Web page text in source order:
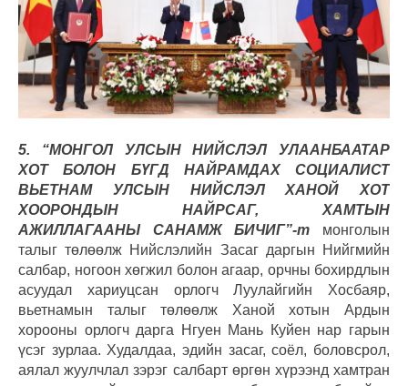
5. “МОНГОЛ УЛСЫН НИЙСЛЭЛ УЛААНБААТАР
ХОТ БОЛОН БҮГД НАЙРАМДАХ СОЦИАЛИСТ
ВЬЕТНАМ УЛСЫН НИЙСЛЭЛ ХАНОЙ ХОТ
ХООРОНДЫН НАЙРСАГ, ХАМТЫН
АЖИЛЛАГААНЫ САНАМЖ БИЧИГ”-т монголын
талыг төлөөлж Нийслэлийн Засаг даргын Нийгмийн
салбар, ногоон хөгжил болон агаар, орчны бохирдлын
асуудал хариуцсан орлогч Луулайгийн Хосбаяр,
вьетнамын талыг төлөөлж Ханой хотын Ардын
хорооны орлогч дарга Нгуен Мань Куйен нар гарын
үсэг зурлаа. Худалдаа, эдийн засаг, соёл, боловсрол,
аялал жуулчлал зэрэг салбарт өргөн хүрээнд хамтран